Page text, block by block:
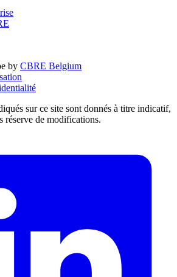
by CBRE Belgium
sur ce site sont donnés à titre indicatif,
réserve de modifications.